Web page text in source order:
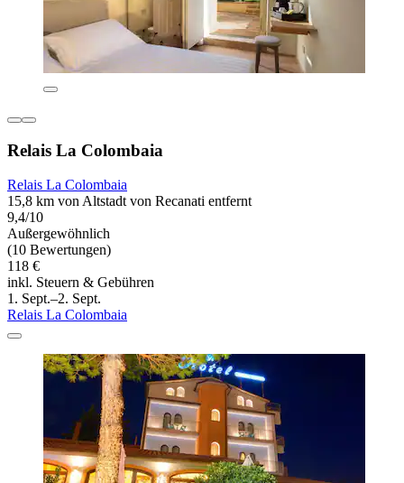
Relais La Colombaia
Relais La Colombaia
15,8 km von Altstadt von Recanati entfernt
9,4/10
Außergewöhnlich
(10 Bewertungen)
118 €
inkl. Steuern & Gebühren
1. Sept.–2. Sept.
Relais La Colombaia